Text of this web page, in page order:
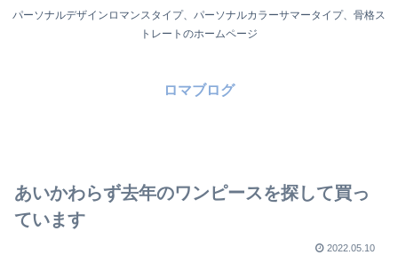
パーソナルデザインロマンスタイプ、パーソナルカラーサマータイプ、骨格ス
トレートのホームページ
ロマブログ
あいかわらず去年のワンピースを探して買っ
ています
2022.05.10